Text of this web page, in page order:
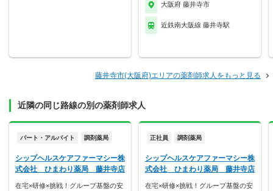
大阪府 藤井寺市
近鉄南大阪線 藤井寺駅
藤井寺市(大阪府)エリアの薬剤師求人をもっと見る
近隣の同じ路線の別の薬剤師求人
パート・アルバイト 調剤薬局
シップヘルスケアファーマシー株
式会社 ひまわり薬局 藤井寺店
在宅×研修×挑戦！グループ基盤の安
正社員 調剤薬局
シップヘルスケアファーマシー株
式会社 ひまわり薬局 藤井寺店
在宅×研修×挑戦！グループ基盤の安